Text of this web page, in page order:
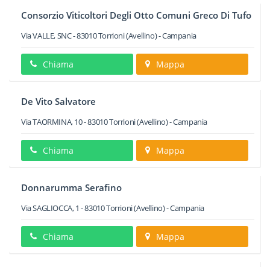
Consorzio Viticoltori Degli Otto Comuni Greco Di Tufo
Via VALLE, SNC-83010Torrioni(Avellino) -Campania
Chiama Mappa
De Vito Salvatore
Via TAORMINA, 10-83010Torrioni(Avellino) -Campania
Chiama Mappa
Donnarumma Serafino
Via SAGLIOCCA, 1 -83010Torrioni(Avellino) -Campania
Chiama Mappa